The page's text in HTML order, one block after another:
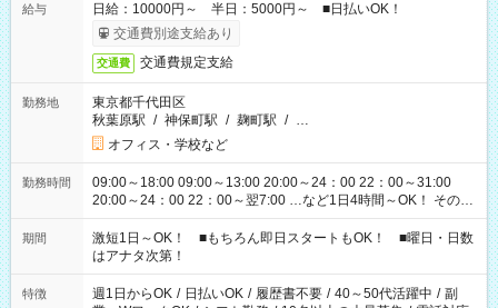
給与
日給：10000円～ 半日：5000円～ ■日払いOK！
交通費別途支給あり
交通費 交通費規定支給
勤務地
東京都千代田区
秋葉原駅 / 神保町駅 / 麹町駅 / …
オフィス・学校など
勤務時間
09:00～18:00 09:00～13:00 20:00～24：00 22：00～31:00
20:00～24：00 22：00～翌7:00 …など1日4時間～OK！ その他
シフトもございます！ お気軽にご相談ください！
期間
激短1日～OK！ ■もちろん即日スタートもOK！ ■曜日・日数
はアナタ次第！
特徴 週1日からOK / 日払いOK / 履歴書不要 / 40～50代活躍中 / 副